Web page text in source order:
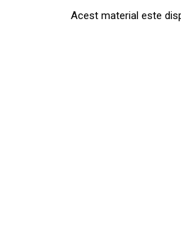
Acest material este